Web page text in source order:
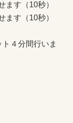
ます（10秒）
ます（10秒）
４分間行いま